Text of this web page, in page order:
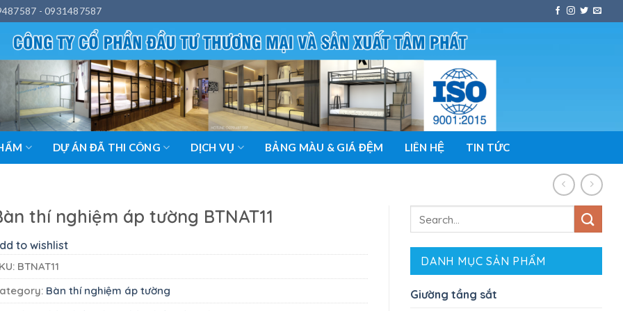
- 0931487587
DỰ ÁN ĐÃ THI CÔNG DỊCH VỤ BẢNG MÀU & GIÁ ĐỆM LIÊN HỆ TIN TỨC
DANH MỤC SẢN PHẨM
Giường tầng sắt
thí nghiệm áp tường BTNAT11
to wishlist
BTNAT11
Bàn thí nghiệm áp tường